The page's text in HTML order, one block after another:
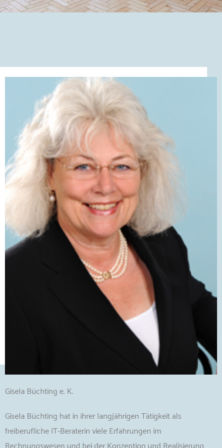
Gisela Büchting e. K.
Gisela Büchting hat in ihrer langjährigen Tätigkeit als
freiberufliche IT-Beraterin viele Erfahrungen im